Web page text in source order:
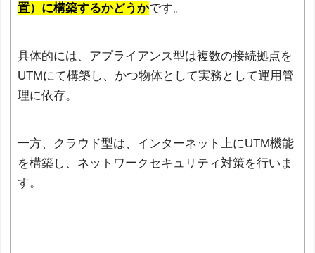
置）に構築するかどうかです。
具体的には、アプライアンス型は複数の接続拠点を
UTMにて構築し、かつ物体として実務として運用管
理に依存。
一方、クラウド型は、インターネット上にUTM機能
を構築し、ネットワークセキュリティ対策を行いま
す。